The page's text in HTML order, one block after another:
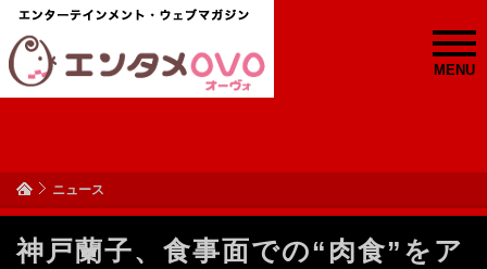
MENU
ニュース
神戸蘭子、食事面での“肉食”をア